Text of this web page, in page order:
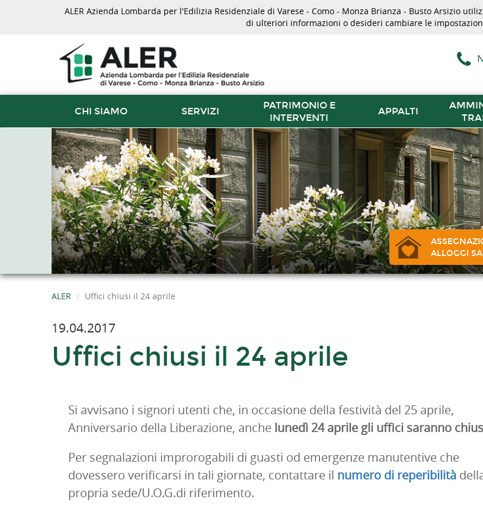
ALER Azienda Lombarda per l'Edilizia Residenziale di Varese - Como - Monza Brianza - Busto Arsizio
di ulteriori informazioni o desideri cambiare le
CHI SIAMO SERVIZI
PATRIMONIO E
INTERVENTI
APPALTI
ALLOGGI
ALER Uffici chiusi il 24 aprile
19.04.2017
Uffici chiusi il 24 aprile
Si avvisano i signori utenti che, in occasione della festività del 25 aprile,
Anniversario della Liberazione, anche lunedì 24 aprile gli uffici saranno
Per segnalazioni improrogabili di guasti od emergenze manutentive che
dovessero verificarsi in tali giornate, contattare il numero di reperibilità
propria sede/U.O.G.di riferimento.